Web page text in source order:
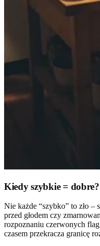
Kiedy szybkie =
Nie każde “szybko” to zło –
przed głodem czy
rozpoznaniu czerwonych
czasem przekracza granicę